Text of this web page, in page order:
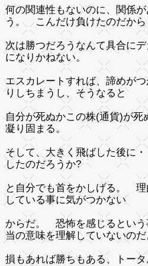
何の関連性もないのに、関係
う。 こんだけ負けたのだから
次は勝つだろうなんて具合に
になりかねない。
エスカレートすれば、諦めが
りしちまうし、そうなると
自分が死ぬかこの株(通貨)が
凝り固まる。
そして、大きく飛ばした後に
したのだろうか?
と自分でも首をかしげる。 理
している事に気がつかない
からだ。 恐怖を感じるという
当の意味を理解していないの
損もあれば勝ちもある、トー